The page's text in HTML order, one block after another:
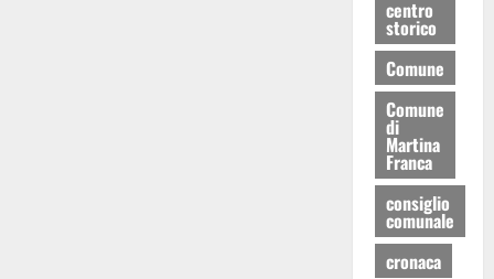
centro
storico
Comune
Comune
di
Martina
Franca
consiglio
comunale
cronaca